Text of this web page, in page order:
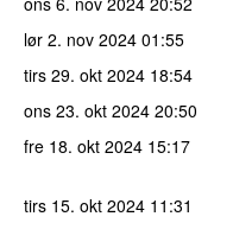
lør 2. nov 2024 01:55
tirs 29. okt 2024 18:54
ons 23. okt 2024 20:50
fre 18. okt 2024 15:17
tirs 15. okt 2024 11:31